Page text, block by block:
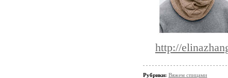
http://
Рубрики: Вяжем спицами